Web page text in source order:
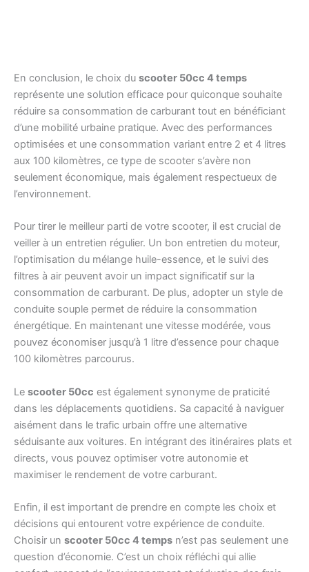
En conclusion, le choix du scooter 50cc 4 temps
représente une solution efficace pour quiconque souhaite
réduire sa consommation de carburant tout en bénéficiant
d’une mobilité urbaine pratique. Avec des performances
optimisées et une consommation variant entre 2 et 4 litres
aux 100 kilomètres, ce type de scooter s’avère non
seulement économique, mais également respectueux de
l’environnement.
Pour tirer le meilleur parti de votre scooter, il est crucial de
veiller à un entretien régulier. Un bon entretien du moteur,
l’optimisation du mélange huile-essence, et le suivi des
filtres à air peuvent avoir un impact significatif sur la
consommation de carburant. De plus, adopter un style de
conduite souple permet de réduire la consommation
énergétique. En maintenant une vitesse modérée, vous
pouvez économiser jusqu’à 1 litre d’essence pour chaque
100 kilomètres parcourus.
Le scooter 50cc est également synonyme de praticité
dans les déplacements quotidiens. Sa capacité à naviguer
aisément dans le trafic urbain offre une alternative
séduisante aux voitures. En intégrant des itinéraires plats et
directs, vous pouvez optimiser votre autonomie et
maximiser le rendement de votre carburant.
Enfin, il est important de prendre en compte les choix et
décisions qui entourent votre expérience de conduite.
Choisir un scooter 50cc 4 temps n’est pas seulement une
question d’économie. C’est un choix réfléchi qui allie